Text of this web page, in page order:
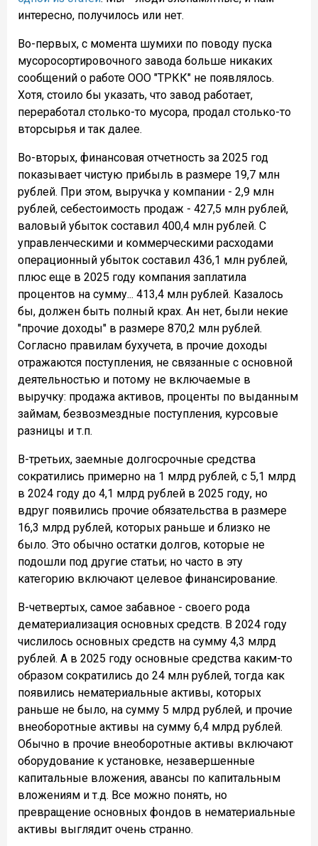
интересно, получилось или нет.
Во-первых, с момента шумихи по поводу пуска
мусоросортировочного завода больше никаких
сообщений о работе ООО "ТРКК" не появлялось.
Хотя, стоило бы указать, что завод работает,
переработал столько-то мусора, продал столько-то
вторсырья и так далее.
Во-вторых, финансовая отчетность за 2025 год
показывает чистую прибыль в размере 19,7 млн
рублей. При этом, выручка у компании - 2,9 млн
рублей, себестоимость продаж - 427,5 млн рублей,
валовый убыток составил 400,4 млн рублей. С
управленческими и коммерческими расходами
операционный убыток составил 436,1 млн рублей,
плюс еще в 2025 году компания заплатила
процентов на сумму... 413,4 млн рублей. Казалось
бы, должен быть полный крах. Ан нет, были некие
"прочие доходы" в размере 870,2 млн рублей.
Согласно правилам бухучета, в прочие доходы
отражаются поступления, не связанные с основной
деятельностью и потому не включаемые в
выручку: продажа активов, проценты по выданным
займам, безвозмездные поступления, курсовые
разницы и т.п.
В-третьих, заемные долгосрочные средства
сократились примерно на 1 млрд рублей, с 5,1 млрд
в 2024 году до 4,1 млрд рублей в 2025 году, но
вдруг появились прочие обязательства в размере
16,3 млрд рублей, которых раньше и близко не
было. Это обычно остатки долгов, которые не
подошли под другие статьи; но часто в эту
категорию включают целевое финансирование.
В-четвертых, самое забавное - своего рода
дематериализация основных средств. В 2024 году
числилось основных средств на сумму 4,3 млрд
рублей. А в 2025 году основные средства каким-то
образом сократились до 24 млн рублей, тогда как
появились нематериальные активы, которых
раньше не было, на сумму 5 млрд рублей, и прочие
внеоборотные активы на сумму 6,4 млрд рублей.
Обычно в прочие внеоборотные активы включают
оборудование к установке, незавершенные
капитальные вложения, авансы по капитальным
вложениям и т.д. Все можно понять, но
превращение основных фондов в нематериальные
активы выглядит очень странно.